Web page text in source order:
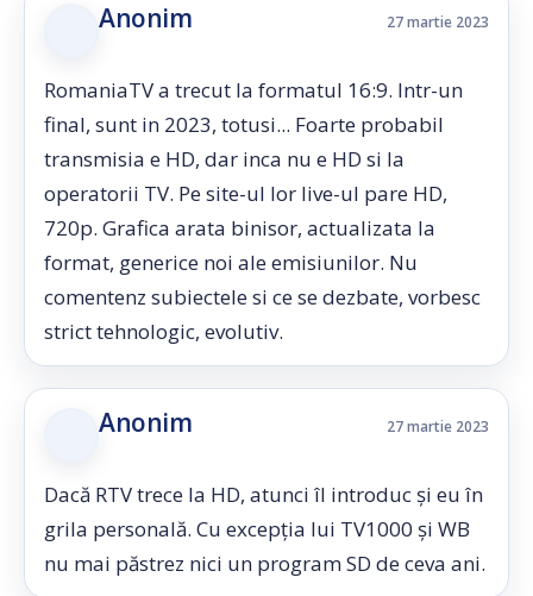
Anonim 27 martie 2023
RomaniaTV a trecut la formatul 16:9. Intr-un
final, sunt in 2023, totusi... Foarte probabil
transmisia e HD, dar inca nu e HD si la
operatorii TV. Pe site-ul lor live-ul pare HD,
720p. Grafica arata binisor, actualizata la
format, generice noi ale emisiunilor. Nu
comentenz subiectele si ce se dezbate, vorbesc
strict tehnologic, evolutiv.
Anonim 27 martie 2023
Dacă RTV trece la HD, atunci îl introduc și eu în
grila personală. Cu excepția lui TV1000 și WB
nu mai păstrez nici un program SD de ceva ani.